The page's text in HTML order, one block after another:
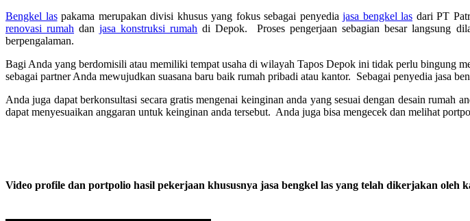
Bengkel laspakama merupakan divisi khusus yang fokus sebagai penyedia jasa bengkel las dari PT
renovasi rumah danjasa konstruksi rumah di Depok. Proses pengerjaan sebagian besar langsung
berpengalaman.
Bagi Anda yang berdomisili atau memiliki tempat usaha di wilayah Tapos Depok ini tidak perlu bingung
sebagai partner Anda mewujudkan suasana baru baik rumah pribadi atau kantor. Sebagai penyedia jasa
Anda juga dapat berkonsultasi secara gratis mengenai keinginan anda yang sesuai dengan desain rumah
dapat menyesuaikan anggaran untuk keinginan anda tersebut. Anda juga bisa mengecek dan melihat
Video profile dan portpolio hasil pekerjaan khususnya jasa bengkel las yang telah dikerjakan oleh